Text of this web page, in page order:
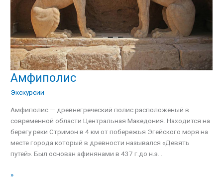
Амфиполис
Экскурсии
Амфиполис — древнегреческий полис расположеный в
современной области Центральная Македония. Находится на
берегу реки Стримон в 4 км от побережья Эгейского моря на
месте города который в древности назывался «Девять
путей». Был основан афинянами в 437 г.до н.э. .
Амфиполис
»